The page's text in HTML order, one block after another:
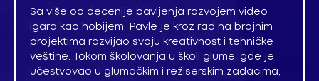
Sa više od decenije bavljenja razvojem video
igara kao hobijem, Pavle je kroz rad na brojnim
projektima razvijao svoju kreativnost i tehničke
veštine. Tokom školovanja u školi glume, gde je
učestvovao u glumačkim i režiserskim zadacima,